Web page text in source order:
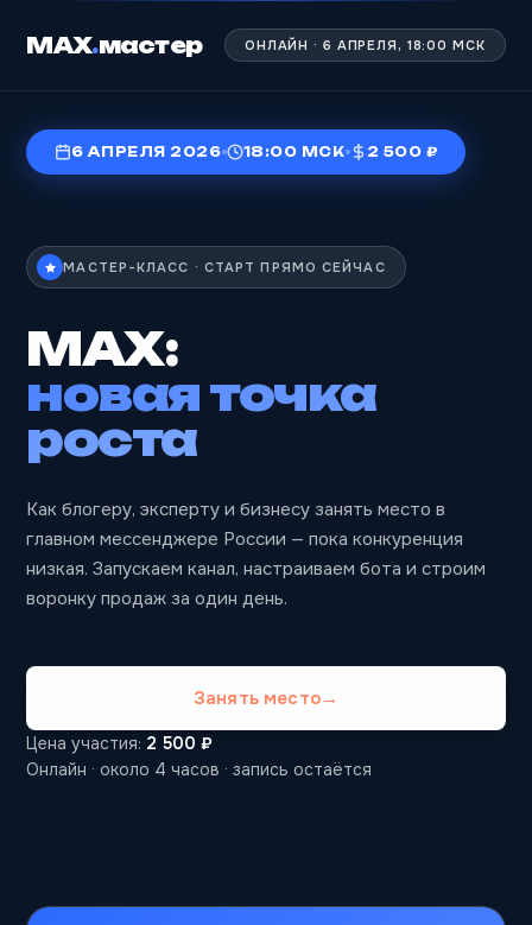
МАХ.мастер ОНЛАЙН · 6 АПРЕЛЯ, 18:00 МСК
6 АПРЕЛЯ 2026 18:00 МСК 2 500 ₽
МАСТЕР-КЛАСС · СТАРТ ПРЯМО СЕЙЧАС
MAX:
новая точка
роста
Как блогеру, эксперту и бизнесу занять место в
главном мессенджере России — пока конкуренция
низкая. Запускаем канал, настраиваем бота и строим
воронку продаж за один день.
Занять место→
Цена участия: 2 500 ₽
Онлайн · около 4 часов · запись остаётся